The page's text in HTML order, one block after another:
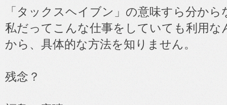
「タックスヘイブン」の意味すら分か
私だってこんな仕事をしていても利用
から、具体的な方法を知りません。
残念？